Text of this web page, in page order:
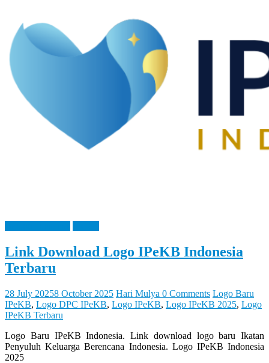
Link Download Logo IPeKB Indonesia
Terbaru
28 July 20258 October 2025 Hari Mulya 0 Comments Logo Baru
IPeKB, Logo DPC IPeKB, Logo IPeKB, Logo IPeKB 2025, Logo
IPeKB Terbaru
Logo Baru IPeKB Indonesia. Link download logo baru Ikatan
Penyuluh Keluarga Berencana Indonesia. Logo IPeKB Indonesia
2025